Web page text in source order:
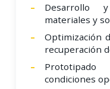
Desarrollo
materiales y
Optimización
recuperación
condiciones